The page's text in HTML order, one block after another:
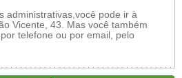
administrativas,você pode ir à
Vicente, 43. Mas você também
telefone ou por email, pelo